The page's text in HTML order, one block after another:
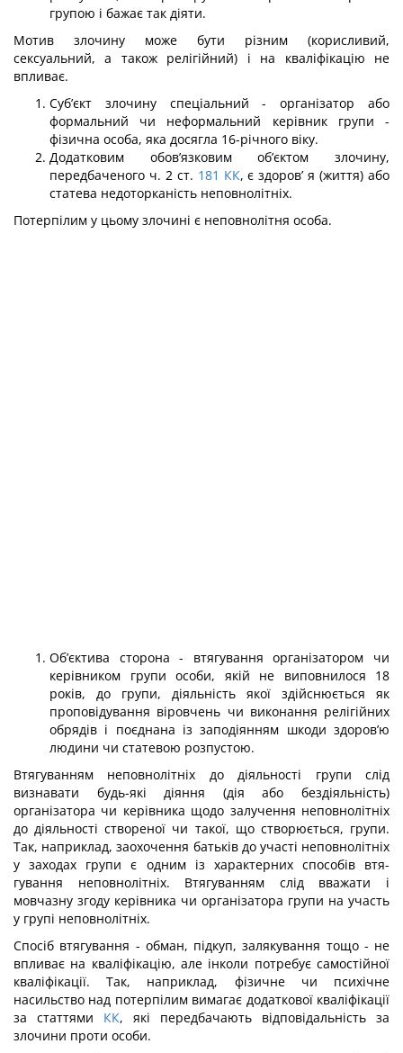
групою і бажає так діяти.
Мотив злочину може бути різним (корисливий,
сексуальний, а також релігійний) і на кваліфікацію не
впливає.
Суб’єкт злочину спеціальний - організатор або
формальний чи неформальний керівник групи -
фізична особа, яка досягла 16-річного віку.
Додатковим обов’язковим об’єктом злочину,
передбаченого ч. 2 ст. 181 КК, є здоров’ я (життя) або
статева недоторканість неповнолітніх.
Потерпілим у цьому злочині є неповнолітня особа.
Об’єктива сторона - втягування організатором чи
керівником групи особи, якій не виповнилося 18
років, до групи, діяльність якої здійснюється як
проповідування віровчень чи виконання релігійних
обрядів і поєднана із заподіянням шкоди здоров’ю
людини чи статевою розпустою.
Втягуванням неповнолітніх до діяльності групи слід
визнавати будь-які діяння (дія або бездіяльність)
організатора чи керівника щодо залучення неповнолітніх
до діяльності створеної чи такої, що створюється, групи.
Так, наприклад, заохочення батьків до участі неповнолітніх
у заходах групи є одним із характерних способів втя­
гування неповнолітніх. Втягуванням слід вважати і
мовчазну згоду керівника чи ор­ганізатора групи на участь
у групі неповнолітніх.
Спосіб втягування - обман, підкуп, залякування тощо - не
впливає на кваліфікацію, але інколи потребує самостійної
кваліфікації. Так, наприклад, фізичне чи психічне
насильство над потерпілим вимагає додаткової кваліфікації
за статтями КК, які перед­бачають відповідальність за
злочини проти особи.